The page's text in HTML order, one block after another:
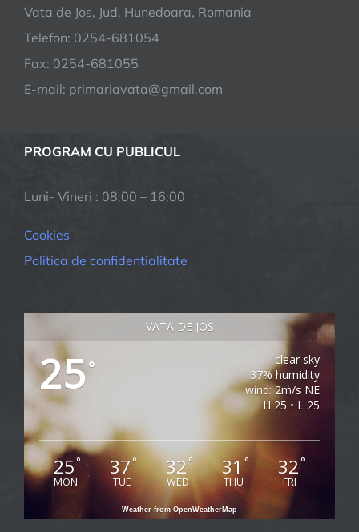
Vata de Jos, Jud. Hunedoara, Romania
Telefon: 0254-681054
Fax: 0254-681055
E-mail: primariavata@gmail.com
PROGRAM CU PUBLICUL
Luni- Vineri : 08:00 – 16:00
Cookies
Politica de confidentialitate
VATA DE JOS
25°
clear sky
37% humidity
wind: 2m/s NE
H 25 • L 25
25°
MON
37°
TUE
32°
WED
31°
THU
32°
FRI
Weather from OpenWeatherMap